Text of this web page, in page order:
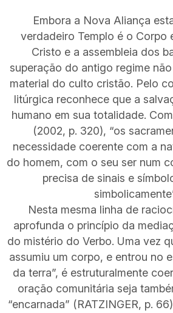
Embora a Nova Aliança
verdadeiro Templo é o Corpo
Cristo e a assembleia dos
superação do antigo regime
material do culto cristão. Pelo
litúrgica reconhece que a
humano em sua totalidade.
(2002, p. 320), “os
necessidade coerente com a
do homem, com o seu ser num
precisa de sinais e
Nesta mesma linha de
aprofunda o princípio da
do mistério do Verbo. Uma vez
assumiu um corpo, e entrou no
da terra”, é estruturalmente
oração comunitária seja
“encarnada” (RATZINGER, p.